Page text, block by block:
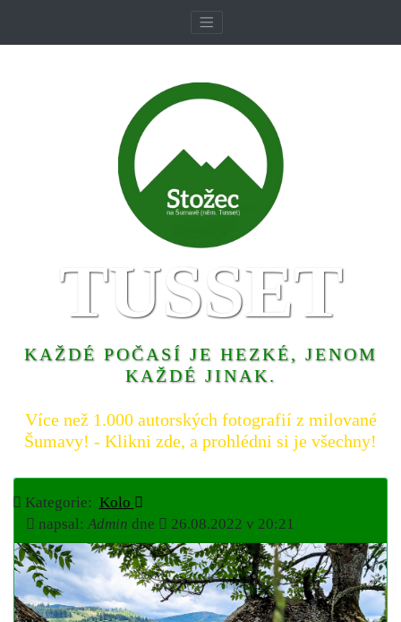
TUSSET
KAŽDÉ POČASÍ JE HEZKÉ, JENOM
KAŽDÉ JINAK.
Více než 1.000 autorských fotografií z milované
Šumavy! - Klikni zde, a prohlédni si je všechny!
Kategorie: Kolo
napsal:Admin dne 26.08.2022 v 20:21